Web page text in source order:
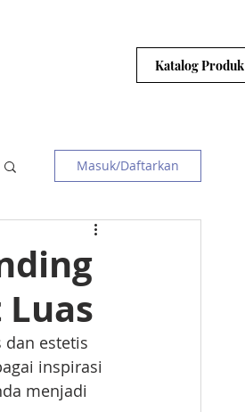
Katalog Produk
Masuk/Daftarkan
estetis
inspirasi
menjadi